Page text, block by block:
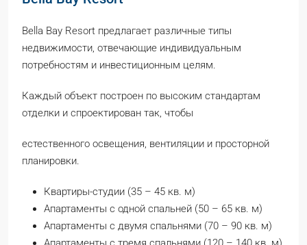
Bella Bay Resort предлагает различные типы
недвижимости, отвечающие индивидуальным
потребностям и инвестиционным целям.
Каждый объект построен по высоким стандартам
отделки и спроектирован так, чтобы
естественного освещения, вентиляции и просторной
планировки.
Квартиры-студии (35 – 45 кв. м)
Апартаменты с одной спальней (50 – 65 кв. м)
Апартаменты с двумя спальнями (70 – 90 кв. м)